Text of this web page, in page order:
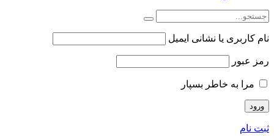
نام کاربری یا نشانی ایمیل
رمز عبور
مرا به خاطر بسپار
ثبت نام